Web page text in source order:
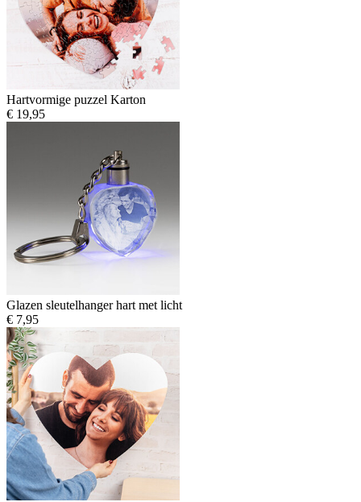
Hartvormige puzzel Karton
€ 19,95
Glazen sleutelhanger hart met licht
€ 7,95